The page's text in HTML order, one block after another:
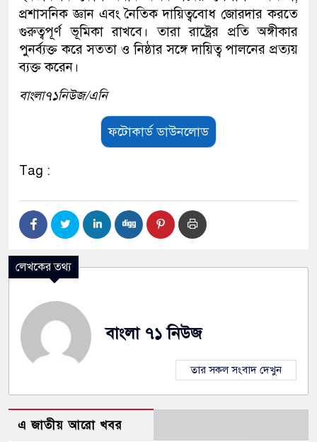
প্রশাসনিক জ্ঞান এবং নৈতিক দায়িত্ববোধ জোরদার করতে
গুরুত্বপূর্ণ ভূমিকা রাখবে। তারা রাষ্ট্রের প্রতি অঙ্গীকার
পুনর্ব্যক্ত করে সততা ও নিষ্ঠার সঙ্গে দায়িত্ব পালনের প্রত্যয়
ব্যক্ত করেন।
বাংলা৭১নিউজ/এনি
ফটোকার্ড ডাউনলোড
Tag :
লেখকের তথ্য
বাংলা ৭১ নিউজ
তার সকল সংবাদ দেখুন
এ জাতীয় আরো খবর